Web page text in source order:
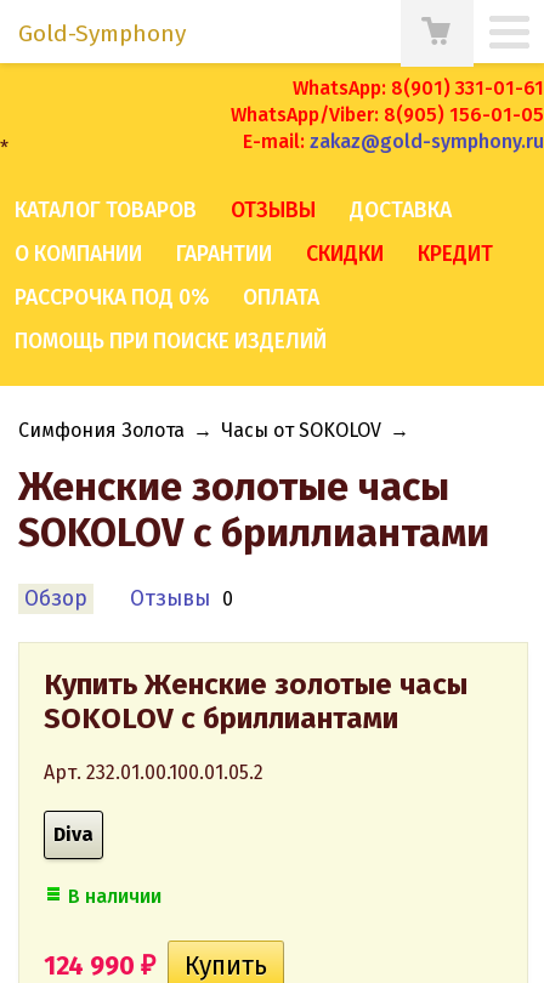
WhatsApp: 8(901) 331-01-61
WhatsApp/Viber: 8(905) 156-01-05
E-mail: zakaz@gold-symphony.ru
*
Gold-Symphony
КАТАЛОГ ТОВАРОВ ОТЗЫВЫ
ДОСТАВКА
О КОМПАНИИ
ГАРАНТИИ СКИДКИ
КРЕДИТ
РАССРОЧКА ПОД 0%
ОПЛАТА
ПОМОЩЬ ПРИ ПОИСКЕ ИЗДЕЛИЙ
Симфония Золота → Часы от SOKOLOV →
Женские золотые часы
SOKOLOV с бриллиантами
Обзор Отзывы 0
Купить Женские золотые часы
SOKOLOV с бриллиантами
Арт. 232.01.00.100.01.05.2
Diva
В наличии
124 990 ₽